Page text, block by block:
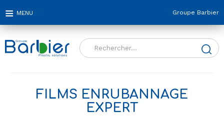
Groupe Barbier
Rechercher :
FILMS ENRUBANNAGE
EXPERT